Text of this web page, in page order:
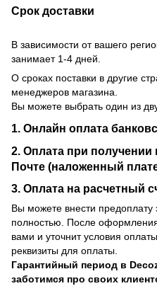
Срок доставки
В зависимости от вашего
занимает 1-4 дней.
О сроках поставки в другие
менеджеров магазина.
Вы можете выбрать один из
1. Онлайн оплата
2. Оплата при получении
Почте (наложенный
3. Оплата на расчетный
Вы можете внести предоплату
полностью. После
вами и уточнит условия
реквизиты для оплаты.
Гарантийный период в
заботимся про своих